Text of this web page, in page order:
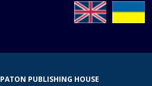
PATON PUBLISHING HOUSE